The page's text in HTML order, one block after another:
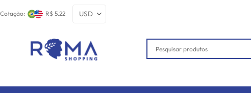
Cotação: R$ 5.22